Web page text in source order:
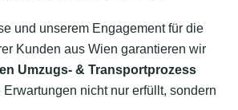
und unserem Engagement für die
Kunden aus Wien garantieren wir
Umzugs- & Transportprozess
Erwartungen nicht nur erfüllt, sondern